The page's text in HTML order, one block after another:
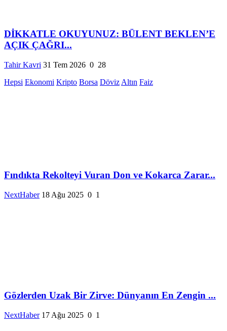
DİKKATLE OKUYUNUZ: BÜLENT BEKLEN’E
AÇIK ÇAĞRI...
Tahir Kavri 31 Tem 2026 0 28
Hepsi Ekonomi Kripto Borsa Döviz Altın Faiz
Fındıkta Rekolteyi Vuran Don ve Kokarca Zarar...
NextHaber 18 Ağu 2025 0 1
Gözlerden Uzak Bir Zirve: Dünyanın En Zengin ...
NextHaber 17 Ağu 2025 0 1